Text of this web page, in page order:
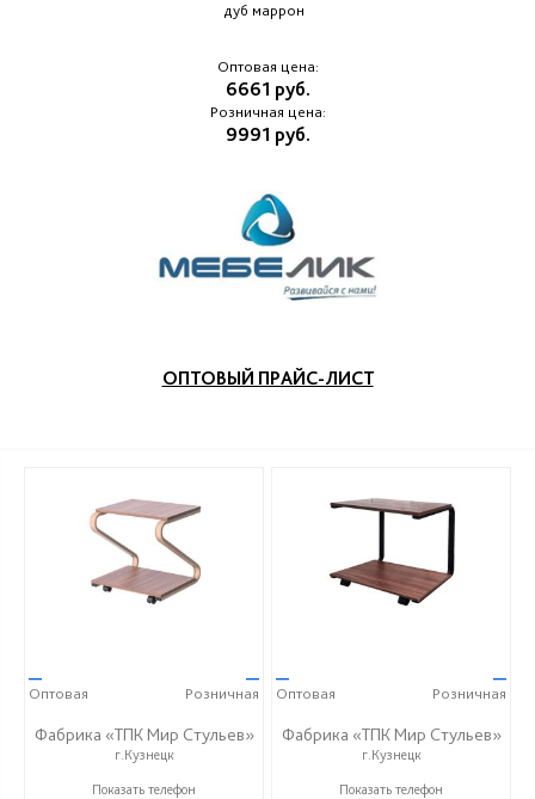
дуб маррон
Оптовая цена:
6661 руб.
Розничная цена:
9991 руб.
ОПТОВЫЙ ПРАЙС-ЛИСТ
—
Оптовая
—
Розничная
Фабрика «ТПК Мир Стульев»
г.Кузнецк
8 (927) 648-00-04
Показать телефон
—
Оптовая
—
Розничная
Фабрика «ТПК Мир Стульев»
г.Кузнецк
8 (927) 648-00-04
Показать телефон